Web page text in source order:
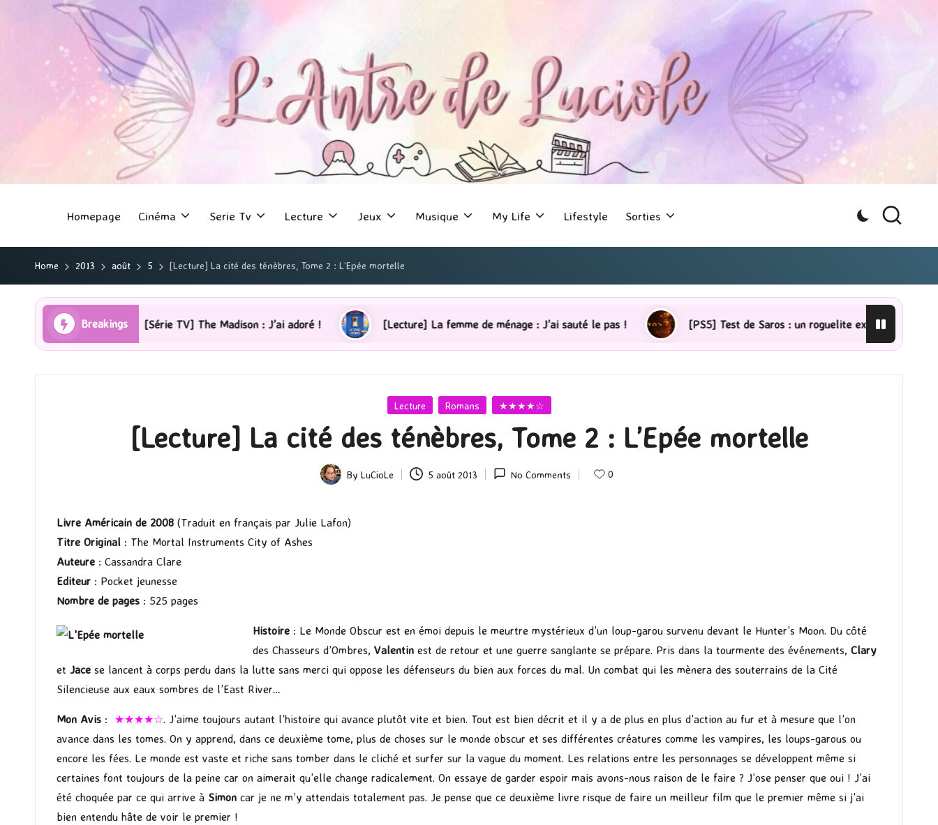
Homepage Cinéma Serie Tv Lecture Jeux Musique My Life Lifestyle Sorties
Home 2013 août 5 [Lecture] La cité des ténèbres, Tome 2 : L’Epée mortelle
Breakings
[Série TV] The Madison : J’ai adoré ! [Lecture] La femme de ménage : J’ai sauté le pas ! [PS5] Test de Saros : un roguelite exigeant qui ne laisse pas
Posted
Lecture Romans ★★★★☆
[Lecture] La cité des ténèbres, Tome 2 : L’Epée mortelle
Posted
ByLuCioLe 5 août 2013 No Comments 0
Livre Américain de 2008 (Traduit en français par Julie Lafon)
Titre Original : The Mortal Instruments City of Ashes
Auteure : Cassandra Clare
Editeur : Pocket jeunesse
Nombre de pages : 525 pages
Histoire : Le Monde Obscur est en émoi depuis le meurtre mystérieux d’un loup-garou survenu devant le Hunter’s Moon. Du côté
des Chasseurs d’Ombres, Valentin est de retour et une guerre sanglante se prépare. Pris dans la tourmente des événements, Clary
et Jace se lancent à corps perdu dans la lutte sans merci qui oppose les défenseurs du bien aux forces du mal. Un combat qui les mènera des souterrains de la Cité
Silencieuse aux eaux sombres de l’East River…
Mon Avis : ★★★★☆. J’aime toujours autant l’histoire qui avance plutôt vite et bien. Tout est bien décrit et il y a de plus en plus d’action au fur et à mesure que l’on
avance dans les tomes. On y apprend, dans ce deuxième tome, plus de choses sur le monde obscur et ses différentes créatures comme les vampires, les loups-garous ou
encore les fées. Le monde est vaste et riche sans tomber dans le cliché et surfer sur la vague du moment. Les relations entre les personnages se développent même si
certaines font toujours de la peine car on aimerait qu’elle change radicalement. On essaye de garder espoir mais avons-nous raison de le faire ? J’ose penser que oui ! J’ai
été choquée par ce qui arrive à Simon car je ne m’y attendais totalement pas. Je pense que ce deuxième livre risque de faire un meilleur film que le premier même si j’ai
bien entendu hâte de voir le premier !